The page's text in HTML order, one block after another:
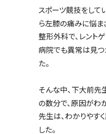
スポーツ競技をして
ら左膝の痛みに悩ま
整形外科で、レント
病院でも異常は見つ
た。
そんな中、下大前先
の数分で、原因がわ
先生は、わかりやす
した。